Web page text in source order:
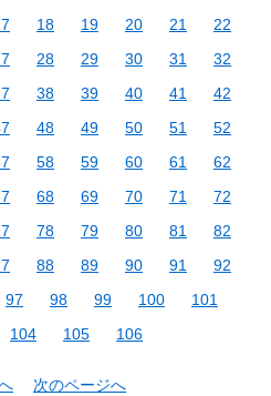
18 19 20 21
22
28 29 30 31
32
38 39 40 41
42
48 49 50 51
52
58 59 60 61
62
68 69 70 71
72
78 79 80 81
82
88 89 90 91
92
97 98 99 100
101
104 105 106
次のページへ